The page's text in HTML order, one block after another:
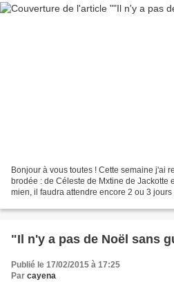
Bonjour à vous toutes ! Cette semaine j'ai
brodée : de Céleste de Mxtine de Jackotte
mien, il faudra attendre encore 2 ou 3
"Il n'y a pas de Noël sans
Publié le 17/02/2015 à 17:25
Par cayena